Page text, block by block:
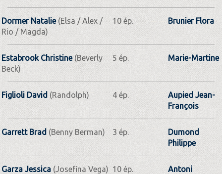
Dormer Natalie(Elsa / Alex /
Rio / Magda)
10 ép. Brunier Flora
Estabrook Christine(Beverly
Beck)
5 ép. Marie-Martine
Figlioli David (Randolph) 4 ép.
Aupied Jean-
François
Garrett Brad (Benny Berman) 3 ép.
Dumond
Philippe
Garza Jessica(Josefina Vega) 10 ép.
Antoni